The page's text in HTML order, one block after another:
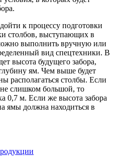
к процессу подготовки
столбов, выступающих в
выполнить вручную или
вид спецтехники. В
высота будущего забора,
ям. Чем выше будет
располагаться столбы. Если
слишком большой, то
0,7 м. Если же высота забора
ямы должна находиться в